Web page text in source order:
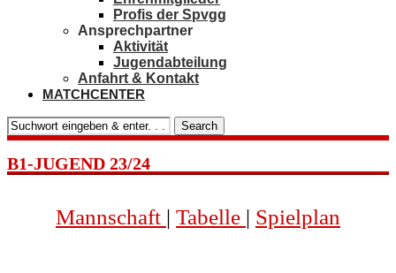
Profis der Spvgg
Ansprechpartner
Aktivität
Jugendabteilung
Anfahrt & Kontakt
MATCHCENTER
Search
B1-JUGEND 23/24
Mannschaft | Tabelle | Spielplan